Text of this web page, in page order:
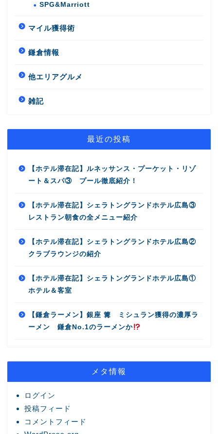
SPG&Marriott
マイル獲得術
鎌倉情報
他エリアグルメ
雑記
最近の投稿
【ホテル滞在記】ルネッサンス・プーケット・リゾ
ート＆スパ③ プール徹底紹介！
【ホテル滞在記】シェラトングランドホテル広島③
レストラン朝食の全メニュー紹介
【ホテル滞在記】シェラトングランドホテル広島②
クラブラウンジの紹介
【ホテル滞在記】シェラトングランドホテル広島①
ホテル＆客室
【鎌倉ラーメン】銀座 篝 ミシュラン獲得の濃厚ラ
ーメン 鎌倉No.1のラーメンか
メタ情報
ログイン
投稿フィード
コメントフィード